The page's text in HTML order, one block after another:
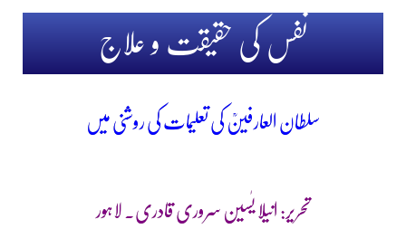
نفس کی حقیقت و علاج
سلطان العارفینؒ کی تعلیمات کی روشنی میں
تحریر: انیلا یٰسین سروری قادری۔ لاہور